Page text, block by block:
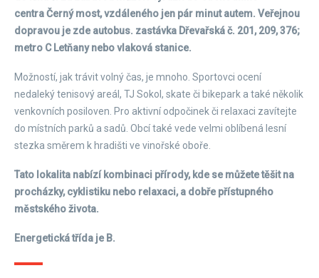
centra Černý most, vzdáleného jen pár minut autem. Veřejnou
dopravou je zde autobus. zastávka Dřevařská č. 201, 209, 376;
metro C Letňany nebo vlaková stanice.
Možností, jak trávit volný čas, je mnoho. Sportovci ocení
nedaleký tenisový areál, TJ Sokol, skate či bikepark a také několik
venkovních posiloven. Pro aktivní odpočinek či relaxaci zavítejte
do místních parků a sadů. Obcí také vede velmi oblíbená lesní
stezka směrem k hradišti ve vinořské oboře.
Tato lokalita nabízí kombinaci přírody, kde se můžete těšit na
procházky, cyklistiku nebo relaxaci, a dobře přístupného
městského života.
Energetická třída je B.